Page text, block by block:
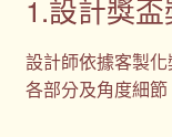
1.設計獎
設計師依據客製
各部分及角度細節